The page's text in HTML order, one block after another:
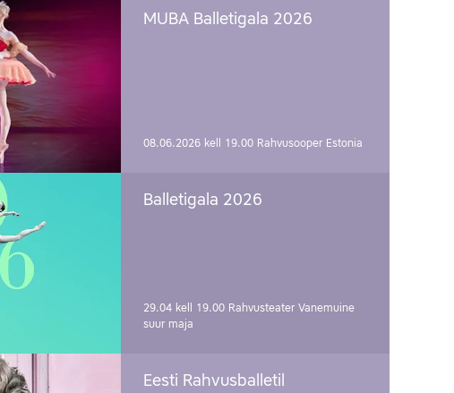
MUBA Balletigala 2026
08.06.2026 kell 19.00 Rahvusooper Estonia
Balletigala 2026
29.04 kell 19.00 Rahvusteater Vanemuine
suur maja
Eesti Rahvusballetil